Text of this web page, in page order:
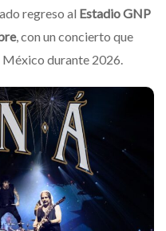
regreso al Estadio GNP
, con un concierto que
durante 2026.